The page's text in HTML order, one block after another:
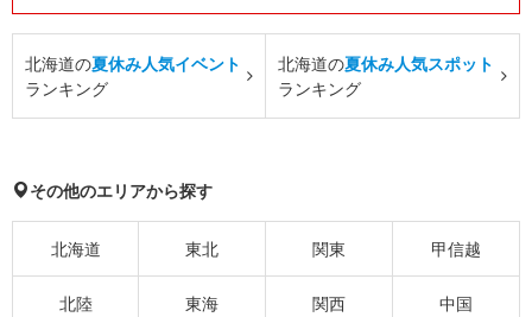
北海道の夏休み人気イベント
ランキング
北海道の夏休み人気スポット
ランキング
その他のエリアから探す
北海道 東北 関東 甲信越
北陸 東海 関西 中国